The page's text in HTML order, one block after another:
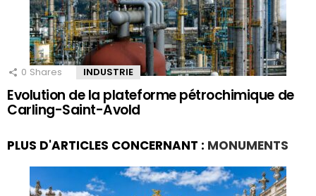
0 Shares INDUSTRIE
Evolution de la plateforme pétrochimique de
Carling-Saint-Avold
PLUS D'ARTICLES CONCERNANT : MONUMENTS